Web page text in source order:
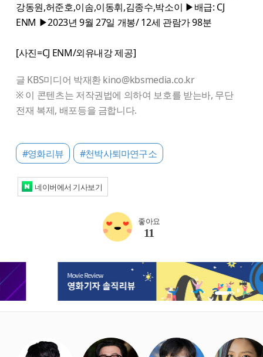
강동원,허준호,이솜,이동휘,김종수,박소이 ▶배급: CJ
ENM ▶2023년 9월 27일 개봉/ 12세 관람가 98분
[사진=CJ ENM/외유내강 제공]
글 KBS미디어 박재환 kino@kbsmedia.co.kr
※ 이 콘텐츠는 저작권법에 의하여 보호를 받는바, 무단
전재 복제, 배포등을 금합니다.
#영화리뷰 #천박사퇴마연구소
네이버에서 기사보기
좋아요
11
1번 배너 보기
2번 배너 보기